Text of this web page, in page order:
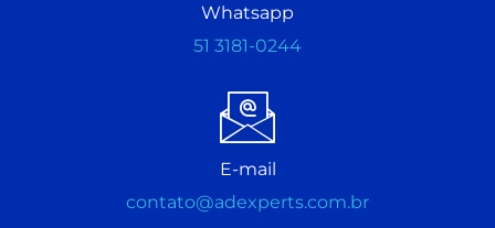
Whatsapp
51 3181-0244
E-mail
contato@adexperts.com.br